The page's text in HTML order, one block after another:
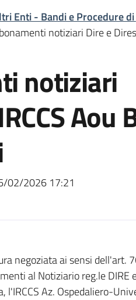
Enti - Bandi e Procedure
notiziari Dire e Dires
notiziari
Aou
02/2026 17:21
bando
negoziata ai sensi dell'art.
al Notiziario reg.le DIRE
l'IRCCS Az. Ospedaliero-